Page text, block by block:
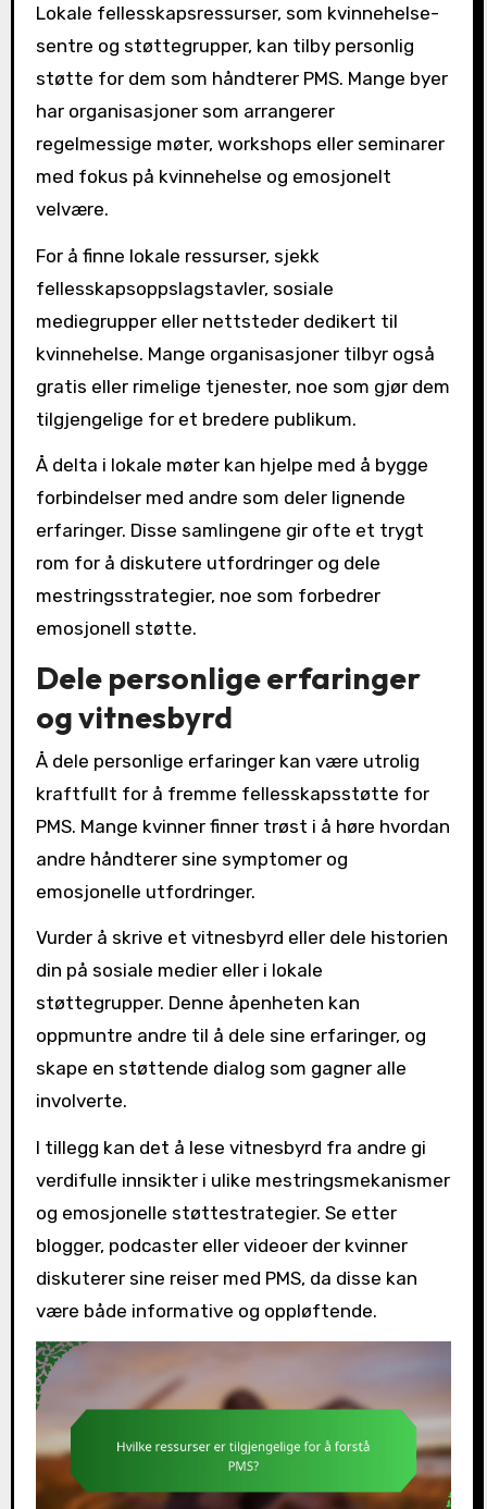
Lokale fellesskapsressurser, som kvinnehelse-
sentre og støttegrupper, kan tilby personlig
støtte for dem som håndterer PMS. Mange byer
har organisasjoner som arrangerer
regelmessige møter, workshops eller seminarer
med fokus på kvinnehelse og emosjonelt
velvære.
For å finne lokale ressurser, sjekk
fellesskapsoppslagstavler, sosiale
mediegrupper eller nettsteder dedikert til
kvinnehelse. Mange organisasjoner tilbyr også
gratis eller rimelige tjenester, noe som gjør dem
tilgjengelige for et bredere publikum.
Å delta i lokale møter kan hjelpe med å bygge
forbindelser med andre som deler lignende
erfaringer. Disse samlingene gir ofte et trygt
rom for å diskutere utfordringer og dele
mestringsstrategier, noe som forbedrer
emosjonell støtte.
Dele personlige erfaringer
og vitnesbyrd
Å dele personlige erfaringer kan være utrolig
kraftfullt for å fremme fellesskapsstøtte for
PMS. Mange kvinner finner trøst i å høre hvordan
andre håndterer sine symptomer og
emosjonelle utfordringer.
Vurder å skrive et vitnesbyrd eller dele historien
din på sosiale medier eller i lokale
støttegrupper. Denne åpenheten kan
oppmuntre andre til å dele sine erfaringer, og
skape en støttende dialog som gagner alle
involverte.
I tillegg kan det å lese vitnesbyrd fra andre gi
verdifulle innsikter i ulike mestringsmekanismer
og emosjonelle støttestrategier. Se etter
blogger, podcaster eller videoer der kvinner
diskuterer sine reiser med PMS, da disse kan
være både informative og oppløftende.